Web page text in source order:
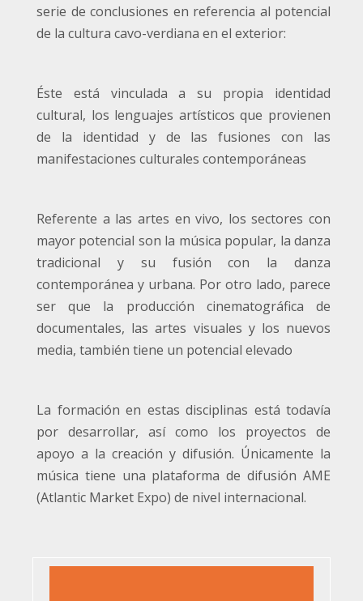
serie de conclusiones en referencia al potencial
de la cultura cavo-verdiana en el exterior:
Éste está vinculada a su propia identidad
cultural, los lenguajes artísticos que provienen
de la identidad y de las fusiones con las
manifestaciones culturales contemporáneas
Referente a las artes en vivo, los sectores con
mayor potencial son la música popular, la danza
tradicional y su fusión con la danza
contemporánea y urbana. Por otro lado, parece
ser que la producción cinematográfica de
documentales, las artes visuales y los nuevos
media, también tiene un potencial elevado
La formación en estas disciplinas está todavía
por desarrollar, así como los proyectos de
apoyo a la creación y difusión. Únicamente la
música tiene una plataforma de difusión AME
(Atlantic Market Expo) de nivel internacional.